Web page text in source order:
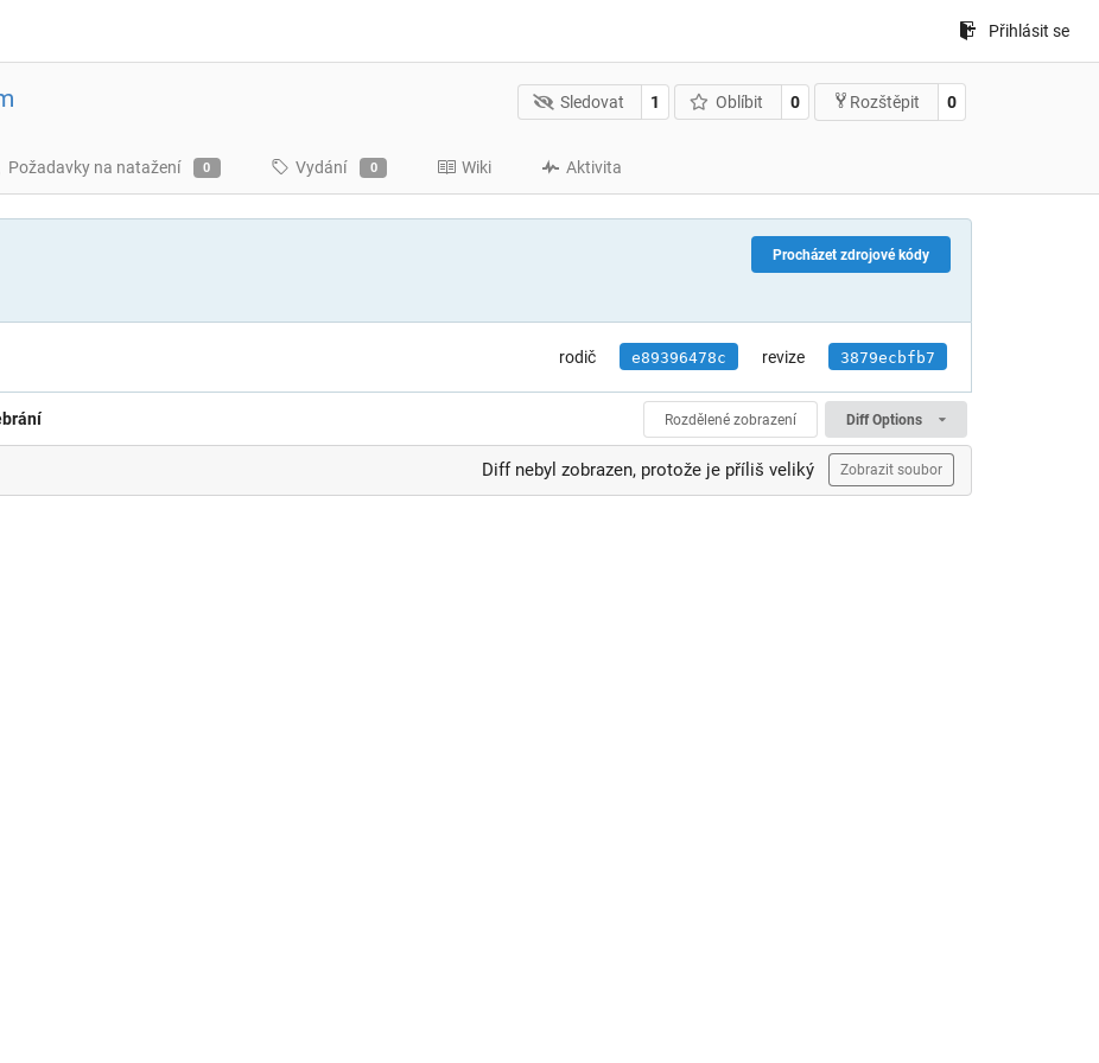
Přihlásit se
Sledovat 1 Oblíbit 0 Rozštěpit 0
Požadavky na natažení 0 Vydání 0 Wiki Aktivita
Procházet zdrojové kódy
rodič e89396478c revize 3879ecbfb7
Rozdělené zobrazení Diff Options
Diff nebyl zobrazen, protože je příliš veliký Zobrazit soubor